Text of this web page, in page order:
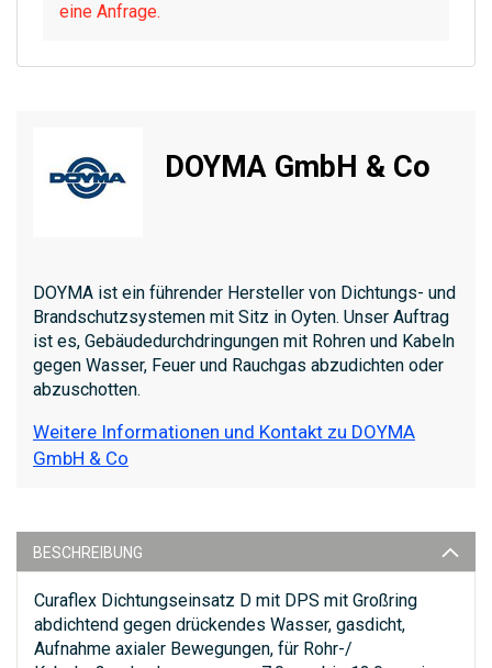
eine Anfrage.
DOYMA GmbH & Co
DOYMA ist ein führender Hersteller von Dichtungs- und
Brandschutzsystemen mit Sitz in Oyten. Unser Auftrag
ist es, Gebäudedurchdringungen mit Rohren und Kabeln
gegen Wasser, Feuer und Rauchgas abzudichten oder
abzuschotten.
Weitere Informationen und Kontakt zu DOYMA
GmbH & Co
BESCHREIBUNG
Curaflex Dichtungseinsatz D mit DPS mit Großring
abdichtend gegen drückendes Wasser, gasdicht,
Aufnahme axialer Bewegungen, für Rohr-/